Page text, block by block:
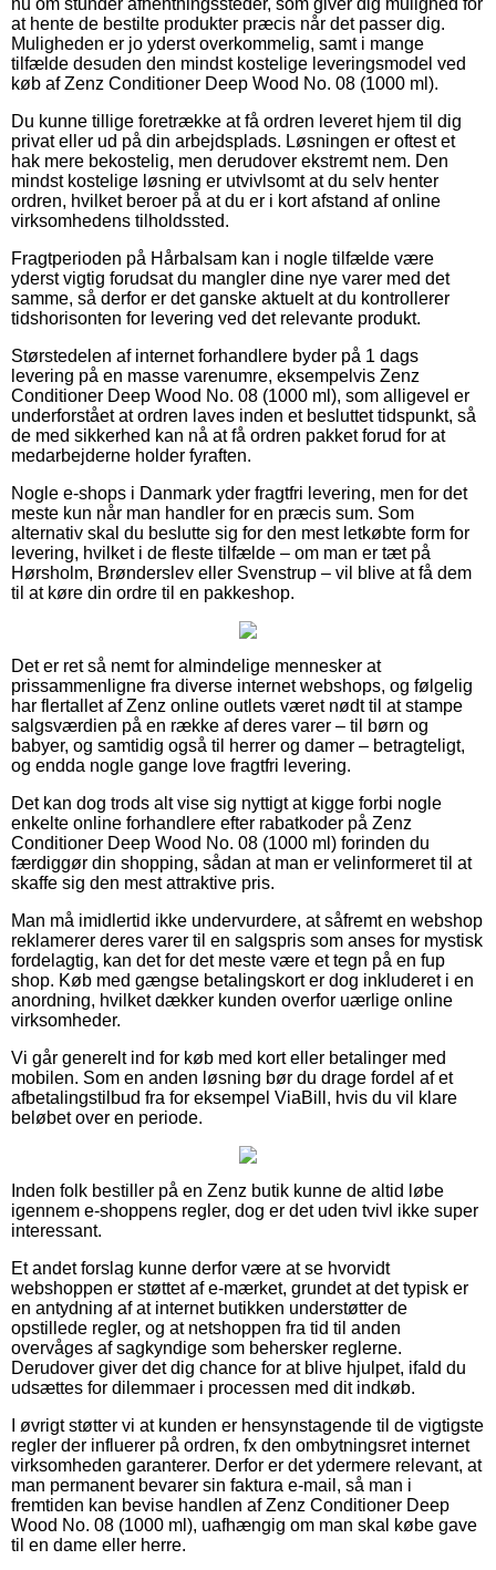
at hente de bestilte produkter præcis når det passer dig.
Muligheden er jo yderst overkommelig, samt i mange
tilfælde desuden den mindst kostelige leveringsmodel ved
køb af Zenz Conditioner Deep Wood No. 08 (1000 ml).
Du kunne tillige foretrække at få ordren leveret hjem til dig
privat eller ud på din arbejdsplads. Løsningen er oftest et
hak mere bekostelig, men derudover ekstremt nem. Den
mindst kostelige løsning er utvivlsomt at du selv henter
ordren, hvilket beroer på at du er i kort afstand af online
virksomhedens tilholdssted.
Fragtperioden på Hårbalsam kan i nogle tilfælde være
yderst vigtig forudsat du mangler dine nye varer med det
samme, så derfor er det ganske aktuelt at du kontrollerer
tidshorisonten for levering ved det relevante produkt.
Størstedelen af internet forhandlere byder på 1 dags
levering på en masse varenumre, eksempelvis Zenz
Conditioner Deep Wood No. 08 (1000 ml), som alligevel er
underforstået at ordren laves inden et besluttet tidspunkt, så
de med sikkerhed kan nå at få ordren pakket forud for at
medarbejderne holder fyraften.
Nogle e-shops i Danmark yder fragtfri levering, men for det
meste kun når man handler for en præcis sum. Som
alternativ skal du beslutte sig for den mest letkøbte form for
levering, hvilket i de fleste tilfælde – om man er tæt på
Hørsholm, Brønderslev eller Svenstrup – vil blive at få dem
til at køre din ordre til en pakkeshop.
Det er ret så nemt for almindelige mennesker at
prissammenligne fra diverse internet webshops, og følgelig
har flertallet af Zenz online outlets været nødt til at stampe
salgsværdien på en række af deres varer – til børn og
babyer, og samtidig også til herrer og damer – betragteligt,
og endda nogle gange love fragtfri levering.
Det kan dog trods alt vise sig nyttigt at kigge forbi nogle
enkelte online forhandlere efter rabatkoder på Zenz
Conditioner Deep Wood No. 08 (1000 ml) forinden du
færdiggør din shopping, sådan at man er velinformeret til at
skaffe sig den mest attraktive pris.
Man må imidlertid ikke undervurdere, at såfremt en webshop
reklamerer deres varer til en salgspris som anses for mystisk
fordelagtig, kan det for det meste være et tegn på en fup
shop. Køb med gængse betalingskort er dog inkluderet i en
anordning, hvilket dækker kunden overfor uærlige online
virksomheder.
Vi går generelt ind for køb med kort eller betalinger med
mobilen. Som en anden løsning bør du drage fordel af et
afbetalingstilbud fra for eksempel ViaBill, hvis du vil klare
beløbet over en periode.
Inden folk bestiller på en Zenz butik kunne de altid løbe
igennem e-shoppens regler, dog er det uden tvivl ikke super
interessant.
Et andet forslag kunne derfor være at se hvorvidt
webshoppen er støttet af e-mærket, grundet at det typisk er
en antydning af at internet butikken understøtter de
opstillede regler, og at netshoppen fra tid til anden
overvåges af sagkyndige som behersker reglerne.
Derudover giver det dig chance for at blive hjulpet, ifald du
udsættes for dilemmaer i processen med dit indkøb.
I øvrigt støtter vi at kunden er hensynstagende til de vigtigste
regler der influerer på ordren, fx den ombytningsret internet
virksomheden garanterer. Derfor er det ydermere relevant, at
man permanent bevarer sin faktura e-mail, så man i
fremtiden kan bevise handlen af Zenz Conditioner Deep
Wood No. 08 (1000 ml), uafhængig om man skal købe gave
til en dame eller herre.